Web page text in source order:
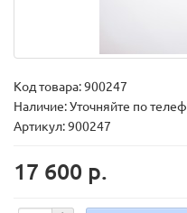
Код товара:900247
Наличие: Уточняйте по
Артикул: 900247
17 600 р.